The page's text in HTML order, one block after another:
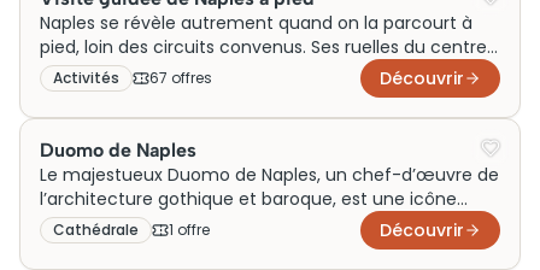
pour les visiteurs curieux. Réservez vos billets à
l’avance pour une visite captivante des secrets
cachés sous les pavés de Naples, témoignage vivant
de son riche passé.
Naples se révèle autrement quand on la parcourt à
pied, loin des circuits convenus. Ses ruelles du centre
historique, classé au patrimoine mondial de l’UNESCO,
cachent des trésors architecturaux baroques, des
églises millénaires et des cours intérieures que seul un
regard averti sait déceler. Cette visite guidée
décrypte la ville dans sa complexité authentique,
entre mythologie grecque, influences espagnoles et
vie populaire toujours vibrante. Comptez environ 2h30
pour une immersion complète.
Activités 67 offres Découvrir
Duomo de Naples
Le majestueux Duomo de Naples, un chef-d’œuvre de
l’architecture gothique et baroque, est une icône
historique et culturelle de la ville. Initialement dédié à
San Gennaro, le saint patron de Naples, ce site
Cathédrale 1 offre Découvrir